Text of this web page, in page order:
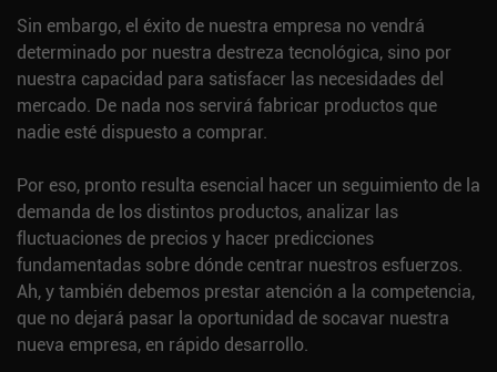
Sin embargo, el éxito de nuestra empresa no vendrá
determinado por nuestra destreza tecnológica, sino por
nuestra capacidad para satisfacer las necesidades del
mercado. De nada nos servirá fabricar productos que
nadie esté dispuesto a comprar.
Por eso, pronto resulta esencial hacer un seguimiento de la
demanda de los distintos productos, analizar las
fluctuaciones de precios y hacer predicciones
fundamentadas sobre dónde centrar nuestros esfuerzos.
Ah, y también debemos prestar atención a la competencia,
que no dejará pasar la oportunidad de socavar nuestra
nueva empresa, en rápido desarrollo.